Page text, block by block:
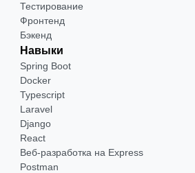
Тестирование
Фронтенд
Бэкенд
Навыки
Spring Boot
Docker
Typescript
Laravel
Django
React
Веб-разработка на Express
Postman